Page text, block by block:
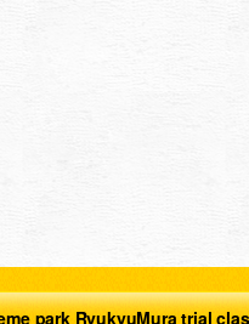
park RyukyuMura trial